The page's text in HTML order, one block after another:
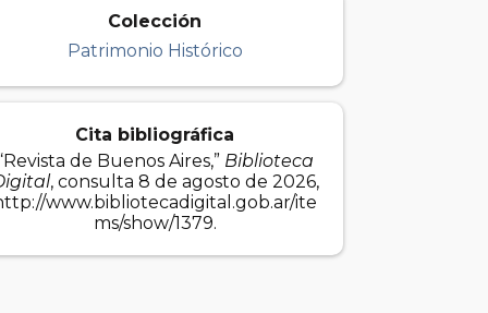
Colección
Patrimonio Histórico
Cita bibliográfica
de Buenos Aires,” Biblioteca
, consulta 8 de agosto de 2026,
www.bibliotecadigital.gob.ar/ite
ms/show/1379.